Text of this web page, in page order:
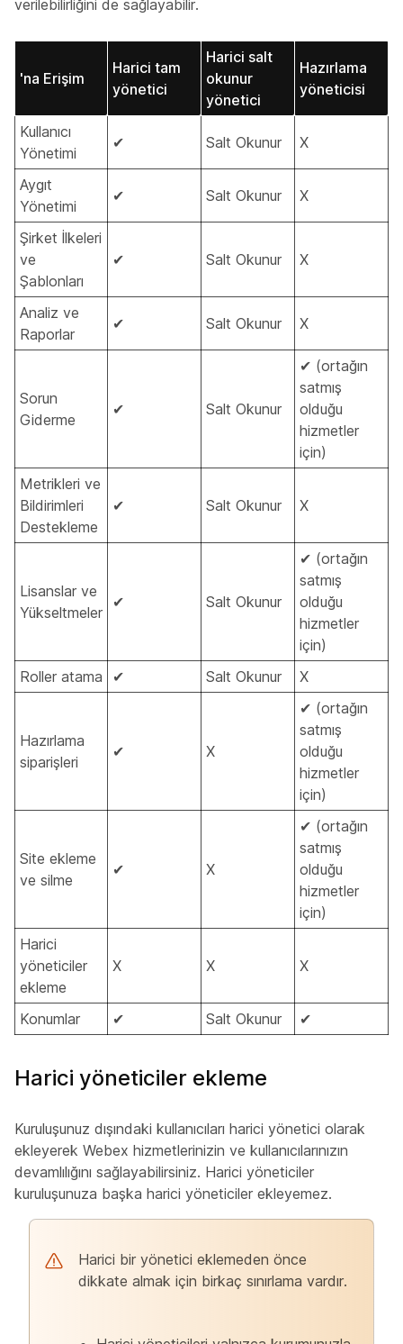
verilebilirliğini de sağlayabilir.
'na Erişim
Harici tam
yönetici
Harici salt
okunur
yönetici
Hazırlama
yöneticisi
Kullanıcı
Yönetimi
✔ Salt Okunur X
Aygıt
Yönetimi
✔ Salt Okunur X
Şirket İlkeleri
ve
Şablonları
✔ Salt Okunur X
Analiz ve
Raporlar
✔ Salt Okunur X
Sorun
Giderme
✔ Salt Okunur
✔ (ortağın
satmış
olduğu
hizmetler
için)
Metrikleri ve
Bildirimleri
Destekleme
✔ Salt Okunur X
Lisanslar ve
Yükseltmeler
✔ Salt Okunur
✔ (ortağın
satmış
olduğu
hizmetler
için)
Roller atama
✔ Salt Okunur X
Hazırlama
siparişleri
✔ X
✔ (ortağın
satmış
olduğu
hizmetler
için)
Site ekleme
ve silme
✔ X
✔ (ortağın
satmış
olduğu
hizmetler
için)
Harici
yöneticiler
ekleme
X X X
Konumlar ✔ Salt Okunur ✔
Harici yöneticiler ekleme
Kuruluşunuz dışındaki kullanıcıları harici yönetici olarak
ekleyerek Webex hizmetlerinizin ve kullanıcılarınızın
devamlılığını sağlayabilirsiniz. Harici yöneticiler
kuruluşunuza başka harici yöneticiler ekleyemez.
Harici bir yönetici eklemeden önce
dikkate almak için birkaç sınırlama vardır.